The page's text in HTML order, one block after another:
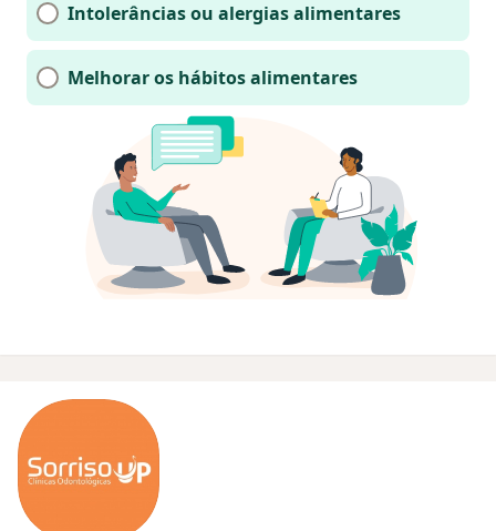
Intolerâncias ou alergias alimentares
Melhorar os hábitos alimentares